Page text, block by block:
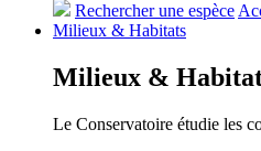
Rechercher une espèce
Milieux & Habitats
Milieux &
Le Conservatoire étudie les